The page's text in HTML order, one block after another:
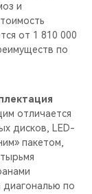
и
от 1 810 000
по
отличается
дисков, LED-
пакетом,
диагональю по